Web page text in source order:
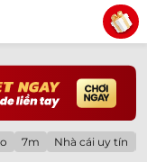
7m Nhà cái uy tín